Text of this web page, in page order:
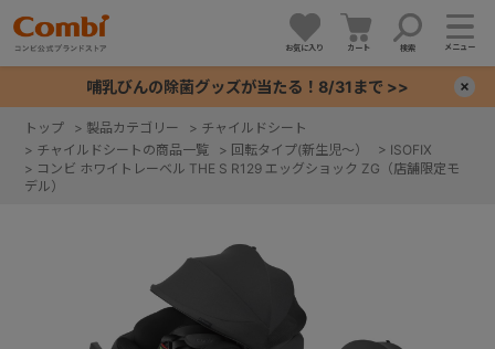
お気に入り カート 検索 メニュー
哺乳びんの除菌グッズが当たる！8/31まで >>
トップ > 製品カテゴリー > チャイルドシート
> チャイルドシートの商品一覧 > 回転タイプ(新生児～） > ISOFIX
> コンビ ホワイトレーベル THE S R129 エッグショック ZG（店舗限定モ
デル）